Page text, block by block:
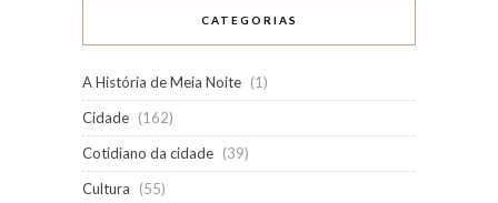
CATEGORIAS
A História de Meia Noite (1)
Cidade (162)
Cotidiano da cidade (39)
Cultura
(55)